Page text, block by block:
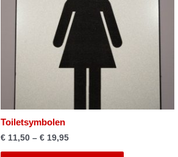
Toiletsymbolen
€ 11,50 – € 19,95